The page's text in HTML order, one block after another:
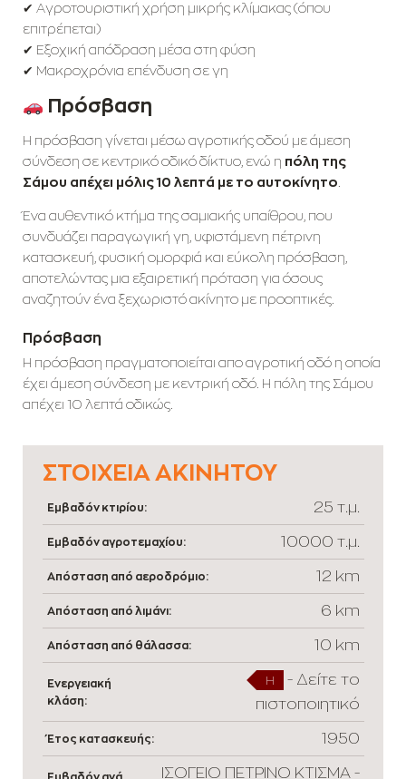
✔ Αγροτουριστική χρήση μικρής κλίμακας (όπου
επιτρέπεται)
✔ Εξοχική απόδραση μέσα στη φύση
✔ Μακροχρόνια επένδυση σε γη
Πρόσβαση
Η πρόσβαση γίνεται μέσω αγροτικής οδού με άμεση
σύνδεση σε κεντρικό οδικό δίκτυο, ενώ η πόλη της
Σάμου απέχει μόλις 10 λεπτά με το αυτοκίνητο
Ένα αυθεντικό κτήμα της σαμιακής υπαίθρου, που
συνδυάζει παραγωγική γη, υφιστάμενη πέτρινη
κατασκευή, φυσική ομορφιά και εύκολη πρόσβαση,
αποτελώντας μια εξαιρετική πρόταση για όσους
αναζητούν ένα ξεχωριστό ακίνητο με προοπτικές.
Πρόσβαση
Η πρόσβαση πραγματοποιείται απο αγροτική οδό η οποία
έχει άμεση σύνδεση με κεντρική οδό. Η πόλη της Σάμου
απέχει 10 λεπτά οδικώς.
Εμβαδόν κτιρίου: 25 τ.μ.
Εμβαδόν αγροτεμαχίου: 10000 τ.μ.
Απόσταση από αεροδρόμιο: 12 km
Απόσταση από λιμάνι: 6 km
Απόσταση από θάλασσα: 10 km
Ενεργειακή
κλάση:
H - Δείτε το
πιστοποιητικό
Έτος κατασκευής: 1950
Εμβαδόν ανά ΙΣΟΓΕΙΟ ΠΕΤΡΙΝΟ ΚΤΙΣΜΑ -
ΣΤΟΙΧΕΊΑ ΑΚΙΝΉΤΟΥ